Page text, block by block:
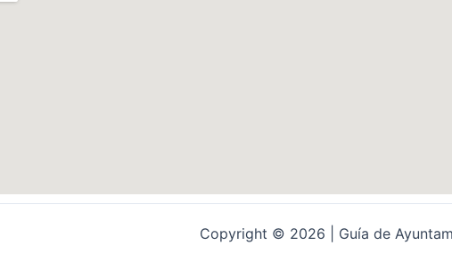
Copyright © 2026 | Guía de